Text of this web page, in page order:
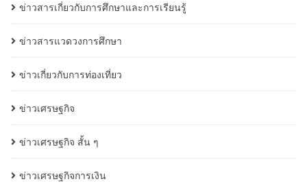
ข่าวสารเกี่ยวกับการศึกษาและการเรียนรู้
ข่าวสารแวดวงการศึกษา
ข่าวเกี่ยวกับการท่องเที่ยว
ข่าวเศรษฐกิจ
ข่าวเศรษฐกิจ สั้น ๆ
ข่าวเศรษฐกิจการเงิน